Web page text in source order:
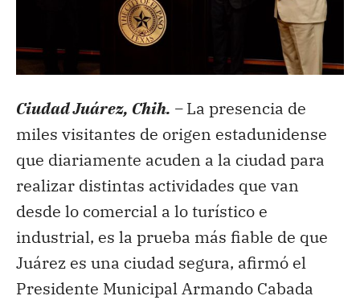
Ciudad Juárez, Chih. –La presencia de
miles visitantes de origen estadunidense
que diariamente acuden a la ciudad para
realizar distintas actividades que van
desde lo comercial a lo turístico e
industrial, es la prueba más fiable de que
Juárez es una ciudad segura, afirmó el
Presidente Municipal Armando Cabada